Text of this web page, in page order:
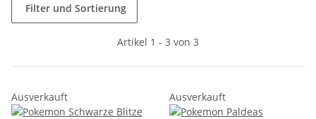
Filter und Sortierung
Artikel 1 - 3 von 3
Ausverkauft Ausverkauft